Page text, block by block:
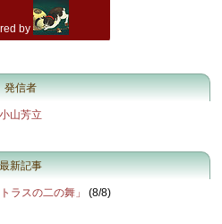
発信者
小山芳立
新記事
ラスの二の舞」 (8/8)